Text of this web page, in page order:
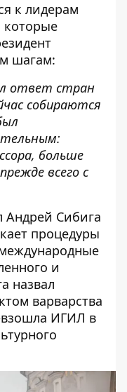
к лидерам
которые
шагам:
ответ стран
собираются
больше
всего с
Андрей Сибига
процедуры
и
назвал
варварства
ИГИЛ в